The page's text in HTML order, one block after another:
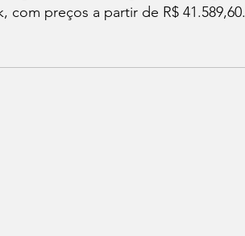
com preços a partir de R$ 41.589,60.